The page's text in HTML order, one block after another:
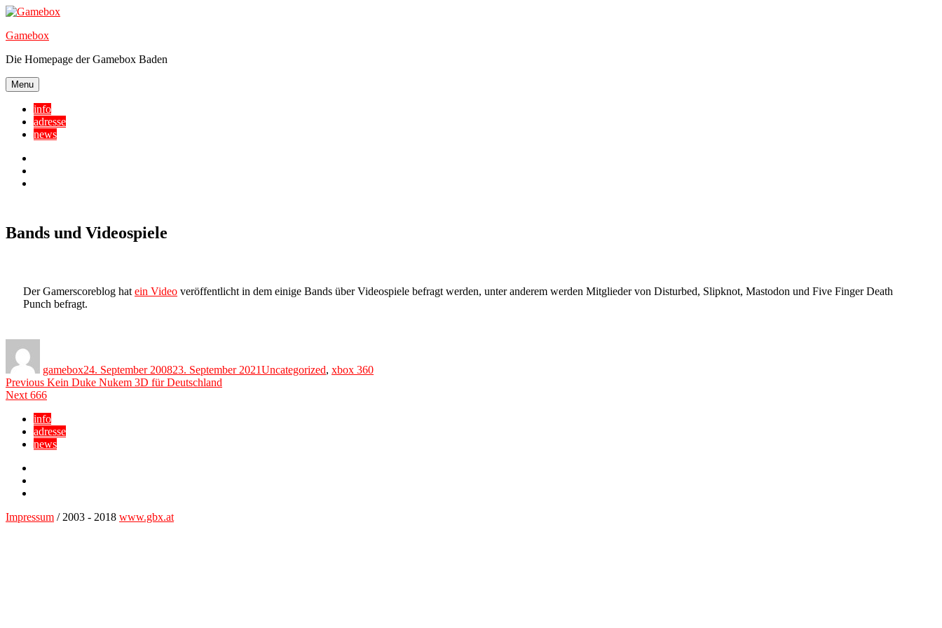
Skip
content
Gamebox
Die Homepage der Gamebox Baden
Menu
info
adresse
news
Bands und Videospiele
Der Gamerscoreblog hat ein Video veröffentlicht in dem einige Bands über Videospiele befragt werden, unter anderem werden Mitglieder von Disturbed, Slipknot, Mastodon und Five Finger Death
Punch befragt.
gamebox24. September 200823. September 2021Uncategorized, xbox 360
Beitragsnavigation
Previous Previous
post:
Kein Duke Nukem 3D für Deutschland
Next Next
666
info
adresse
news
Impressum / 2003 - 2018 www.gbx.at